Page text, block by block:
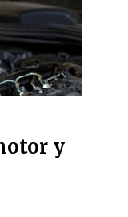
y